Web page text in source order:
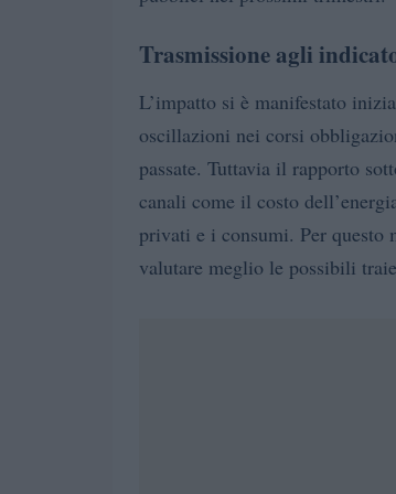
Trasmissione agli
L’impatto si è manifestato
oscillazioni nei corsi
passate. Tuttavia il rapporto
canali come il costo
privati e i consumi. Per
valutare meglio le possibili